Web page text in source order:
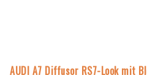
AUDI A7 Diffusor RS7-Look mit